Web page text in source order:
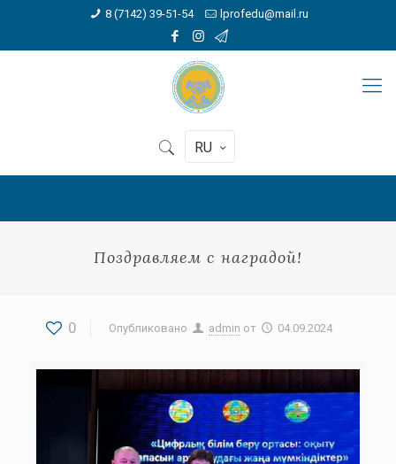
8 (7142) 39-51-54 lprofedu@mail.ru
RU
Поздравляем с наградой!
0 Опубликовано admin от 04.09.2024